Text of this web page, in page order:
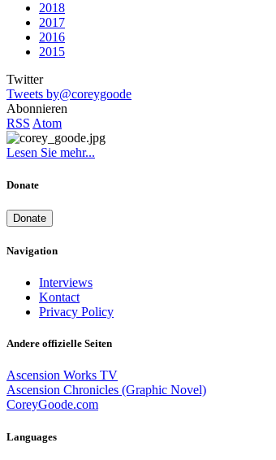
2018
2017
2016
2015
Twitter
Tweets by@coreygoode
Abonnieren
RSS Atom
Lesen Sie mehr...
Donate
Donate
Navigation
Interviews
Kontact
Privacy Policy
Andere offizielle Seiten
Ascension Works TV
Ascension Chronicles (Graphic Novel)
CoreyGoode.com
Languages